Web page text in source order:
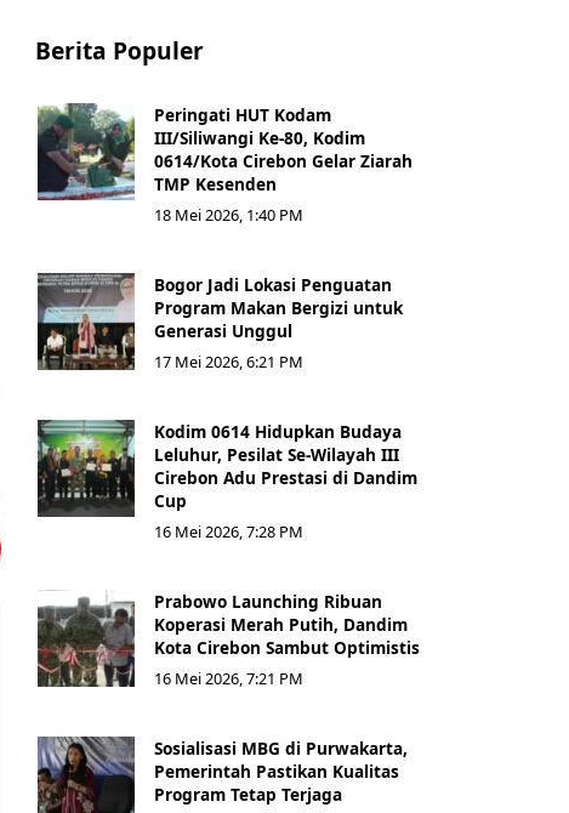
Berita Populer
Peringati HUT Kodam
III/Siliwangi Ke-80, Kodim
0614/Kota Cirebon Gelar Ziarah
TMP Kesenden
18 Mei 2026, 1:40 PM
Bogor Jadi Lokasi Penguatan
Program Makan Bergizi untuk
Generasi Unggul
17 Mei 2026, 6:21 PM
Kodim 0614 Hidupkan Budaya
Leluhur, Pesilat Se-Wilayah III
Cirebon Adu Prestasi di Dandim
Cup
16 Mei 2026, 7:28 PM
Prabowo Launching Ribuan
Koperasi Merah Putih, Dandim
Kota Cirebon Sambut Optimistis
16 Mei 2026, 7:21 PM
Sosialisasi MBG di Purwakarta,
Pemerintah Pastikan Kualitas
Program Tetap Terjaga